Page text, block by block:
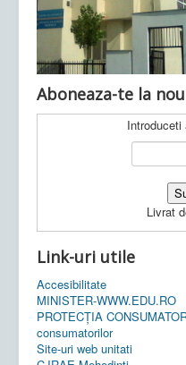
Aboneaza-te la
Introduceti
Livrat
Link-uri utile
Accesibilitate
MINISTER-WWW.EDU.RO
PROTECȚIA
consumatorilor
Site-uri web unitati